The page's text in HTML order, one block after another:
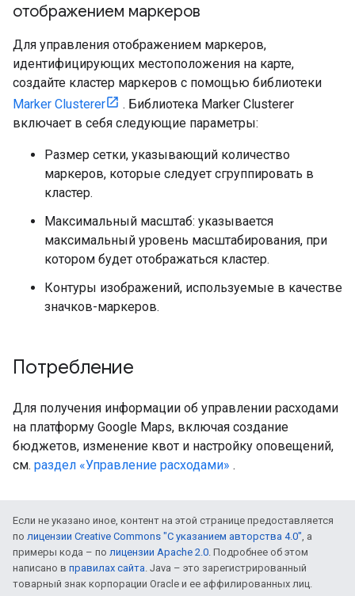
отображением маркеров
Для управления отображением маркеров,
идентифицирующих местоположения на карте,
создайте кластер маркеров с помощью библиотеки
Marker Clusterer
. Библиотека Marker Clusterer
включает в себя следующие параметры:
Размер сетки, указывающий количество
маркеров, которые следует сгруппировать в
кластер.
Максимальный масштаб: указывается
максимальный уровень масштабирования, при
котором будет отображаться кластер.
Контуры изображений, используемые в качестве
значков-маркеров.
Потребление
Для получения информации об управлении расходами
на платформу Google Maps, включая создание
бюджетов, изменение квот и настройку оповещений,
см. раздел «Управление расходами» .
Если не указано иное, контент на этой странице предоставляется
по лицензии Creative Commons "С указанием авторства 4.0", а
примеры кода – по лицензии Apache 2.0. Подробнее об этом
написано в правилах сайта. Java – это зарегистрированный
товарный знак корпорации Oracle и ее аффилированных лиц.